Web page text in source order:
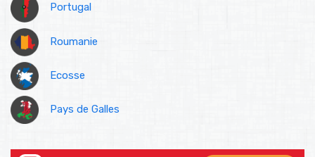
Portugal
Roumanie
Ecosse
Pays de Galles